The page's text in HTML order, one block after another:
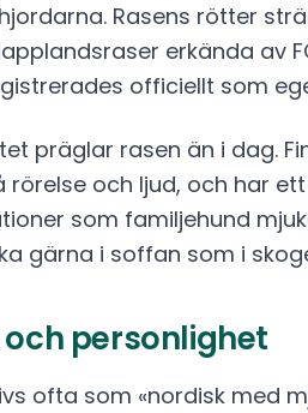
Rasens rötter
erkända av
officiellt som
präglar rasen än i dag.
och ljud, och har
som familjehund
gärna i soffan som i
personlighet
ofta som «nordisk med